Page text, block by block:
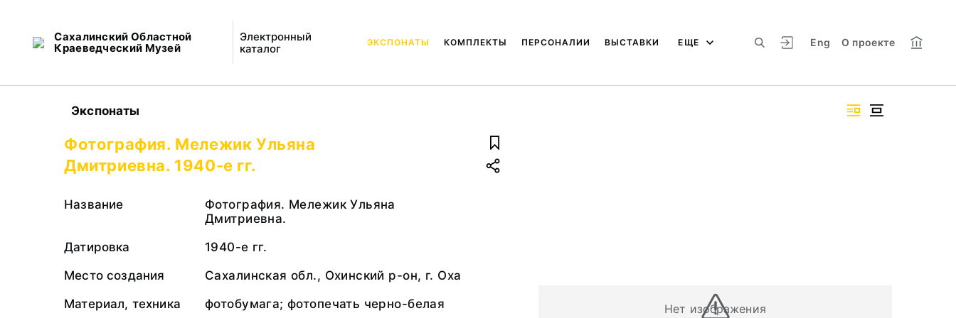
Сахалинский Областной
Краеведческий Музей
Электронный
каталог
Eng О проекте
ЭКСПОНАТЫ КОМПЛЕКТЫ ПЕРСОНАЛИИ ВЫСТАВКИ ЕЩЕ
Экспонаты
Нет изображения
Фотография. Мележик Ульяна
Дмитриевна. 1940-е гг.
Название
Фотография. Мележик Ульяна
Дмитриевна.
Датировка
1940-е гг.
Место создания
Сахалинская обл., Охинский р-он, г. Оха
Материал, техника
фотобумага; фотопечать черно-белая